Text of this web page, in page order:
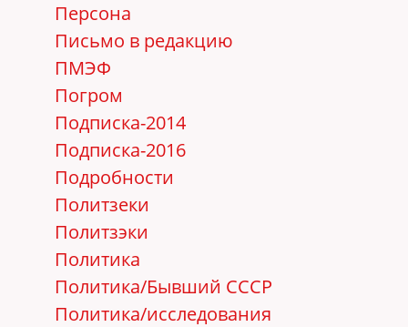
Персона
Письмо в редакцию
ПМЭФ
Погром
Подписка-2014
Подписка-2016
Подробности
Политзеки
Политзэки
Политика
Политика/Бывший СССР
Политика/исследования